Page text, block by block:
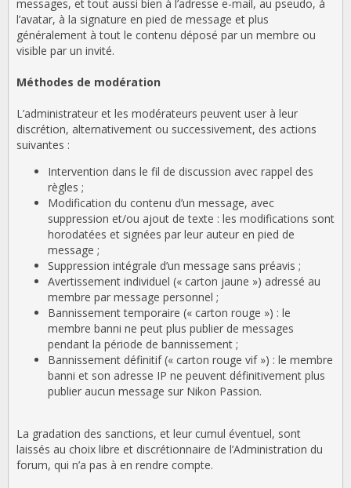
messages, et tout aussi bien à l’adresse e-mail, au pseudo, à
l’avatar, à la signature en pied de message et plus
généralement à tout le contenu déposé par un membre ou
visible par un invité.
Méthodes de modération
L’administrateur et les modérateurs peuvent user à leur
discrétion, alternativement ou successivement, des actions
suivantes :
Intervention dans le fil de discussion avec rappel des
règles ;
Modification du contenu d’un message, avec
suppression et/ou ajout de texte : les modifications sont
horodatées et signées par leur auteur en pied de
message ;
Suppression intégrale d’un message sans préavis ;
Avertissement individuel (« carton jaune ») adressé au
membre par message personnel ;
Bannissement temporaire (« carton rouge ») : le
membre banni ne peut plus publier de messages
pendant la période de bannissement ;
Bannissement définitif (« carton rouge vif ») : le membre
banni et son adresse IP ne peuvent définitivement plus
publier aucun message sur Nikon Passion.
La gradation des sanctions, et leur cumul éventuel, sont
laissés au choix libre et discrétionnaire de l’Administration du
forum, qui n’a pas à en rendre compte.